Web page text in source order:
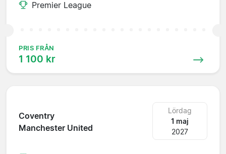
Premier League
PRIS FRÅN
1 100 kr
Coventry
Manchester United
Lördag
1 maj
2027